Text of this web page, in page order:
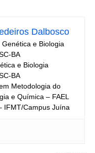
Dalbosco
e Biologia
BA
e Biologia
BA
Metodologia do
e Química – FAEL
IFMT/Campus Juína